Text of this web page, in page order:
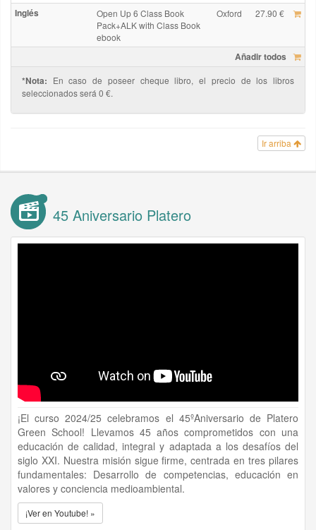
Inglés
Open Up 6 Class Book
Pack+ALK with Class Book
ebook
Oxford 27.90 €
Añadir todos
*Nota: En caso de poseer cheque libro, el precio de los libros
seleccionados será 0 €.
Ir arriba
45 Aniversario Platero
¡El curso 2024/25 celebramos el 45ºAniversario de Platero
Green School! Llevamos 45 años comprometidos con una
educación de calidad, integral y adaptada a los desafíos del
siglo XXI. Nuestra misión sigue firme, centrada en tres pilares
fundamentales: Desarrollo de competencias, educación en
valores y conciencia medioambiental.
¡Ver en Youtube! »